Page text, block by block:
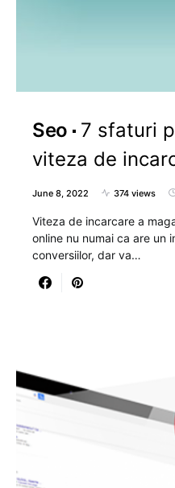
Seo
7 sfaturi
viteza de
June 8, 2022 374 views
Viteza de incarcare a
online nu numai ca are un
conversiilor, dar va…